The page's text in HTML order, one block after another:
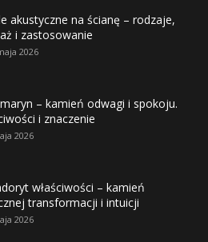
akustyczne na ścianę – rodzaje,
i zastosowanie
2026
– kamień odwagi i spokoju.
i znaczenie
2026
właściwości – kamień
transformacji i intuicji
2026